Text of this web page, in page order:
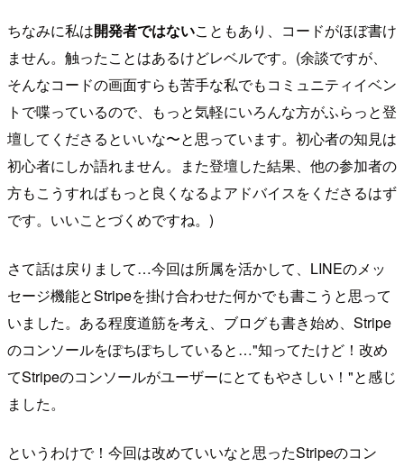
ちなみに私は開発者ではないこともあり、コードがほぼ書け
ません。触ったことはあるけどレベルです。(余談ですが、
そんなコードの画面すらも苦手な私でもコミュニティイベン
トで喋っているので、もっと気軽にいろんな方がふらっと登
壇してくださるといいな〜と思っています。初心者の知見は
初心者にしか語れません。また登壇した結果、他の参加者の
方もこうすればもっと良くなるよアドバイスをくださるはず
です。いいことづくめですね。)
さて話は戻りまして…今回は所属を活かして、LINEのメッ
セージ機能とStripeを掛け合わせた何かでも書こうと思って
いました。ある程度道筋を考え、ブログも書き始め、Stripe
のコンソールをぽちぽちしていると…"知ってたけど！改め
てStripeのコンソールがユーザーにとてもやさしい！"と感じ
ました。
というわけで！今回は改めていいなと思ったStripeのコン